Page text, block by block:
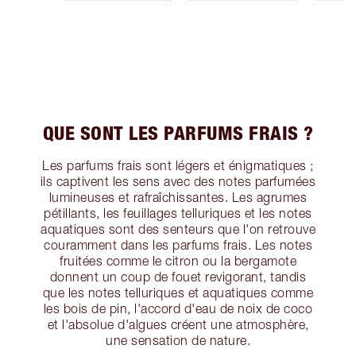
QUE SONT LES PARFUMS FRAIS ?
Les parfums frais sont légers et énigmatiques ;
ils captivent les sens avec des notes parfumées
lumineuses et rafraîchissantes. Les agrumes
pétillants, les feuillages telluriques et les notes
aquatiques sont des senteurs que l'on retrouve
couramment dans les parfums frais. Les notes
fruitées comme le citron ou la bergamote
donnent un coup de fouet revigorant, tandis
que les notes telluriques et aquatiques comme
les bois de pin, l'accord d'eau de noix de coco
et l'absolue d'algues créent une atmosphère,
une sensation de nature.